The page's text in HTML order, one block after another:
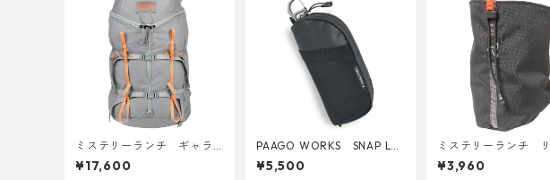
ミステリーランチ ギャラ
ゲーター20
¥17,600
PAAGO WORKS SNAP Lef
ty
¥5,500
ミステリーランチ
バブルウォーターボト
ケット
¥3,960